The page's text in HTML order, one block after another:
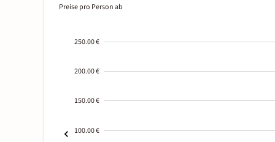
Preise pro Person ab
250.00 €
200.00 €
150.00 €
100.00 €